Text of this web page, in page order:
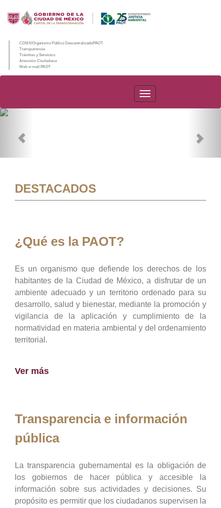
CDMX/Organismo Público Descentralizado/PAOT
Transparencia
Trámites y Servicios
Atención Ciudadana
Web e-mail PAOT
PAOT
DESTACADOS
¿Qué es la PAOT?
Es un organismo que defiende los derechos de los
habitantes de la Ciudad de México, a disfrutar de un
ambiente adecuado y un territorio ordenado para su
desarrollo, salud y bienestar, mediante la promoción y
vigilancia de la aplicación y cumplimiento de la
normatividad en materia ambiental y del ordenamiento
territorial.
Ver más
Transparencia e información
pública
La transparencia gubernamental es la obligación de
los gobiernos de hacer pública y accesible la
información sobre sus actividades y decisiones. Su
propósito es permitir que los ciudadanos supervisen la